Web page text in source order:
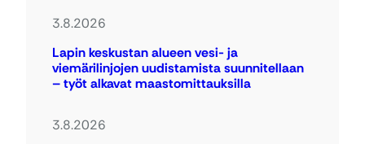
3.8.2026
Lapin keskustan alueen vesi- ja
viemärilinjojen uudistamista suunnitellaan
– työt alkavat maastomittauksilla
3.8.2026